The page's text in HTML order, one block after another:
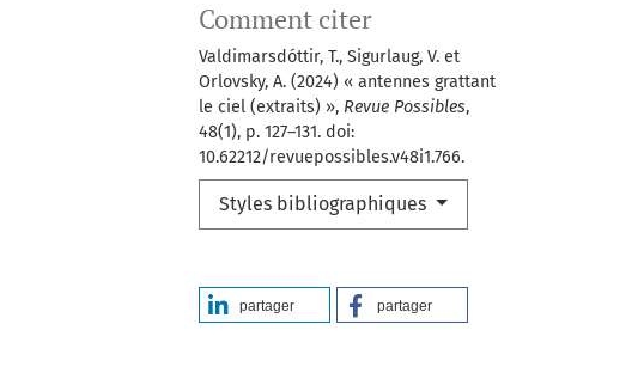
Comment citer
Valdimarsdóttir, T., Sigurlaug, V. et
Orlovsky, A. (2024) « antennes grattant
le ciel (extraits) », Revue Possibles,
48(1), p. 127–131. doi:
10.62212/revuepossibles.v48i1.766.
Styles bibliographiques
partager partager